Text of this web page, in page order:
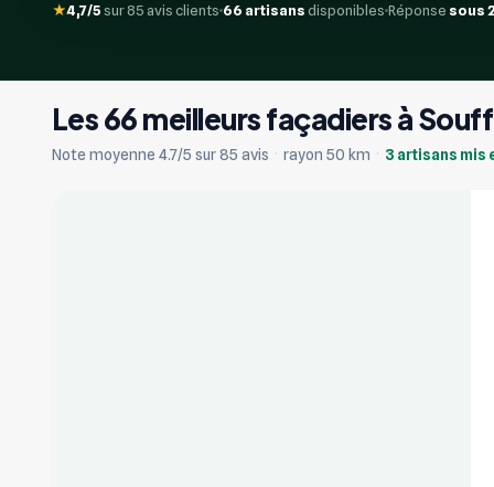
★4,7/5sur 85 avis clients 66 artisansdisponibles Réponse sous
Les 66 meilleurs façadiers à
Note moyenne 4.7/5 sur 85 avis · rayon 50 km · 3 artisans mis